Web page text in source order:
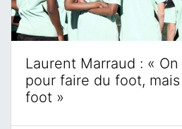
Laurent Marraud : « On
pour faire du foot,
foot »